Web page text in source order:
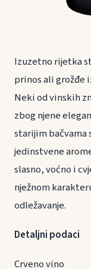
Izuzetno rijetka
prinos ali grožđe
Neki od vinskih
zbog njene
starijim bačvama
jedinstvene
slasno, voćno i
nježnom
odležavanje.
Detaljni podaci
Crveno vino